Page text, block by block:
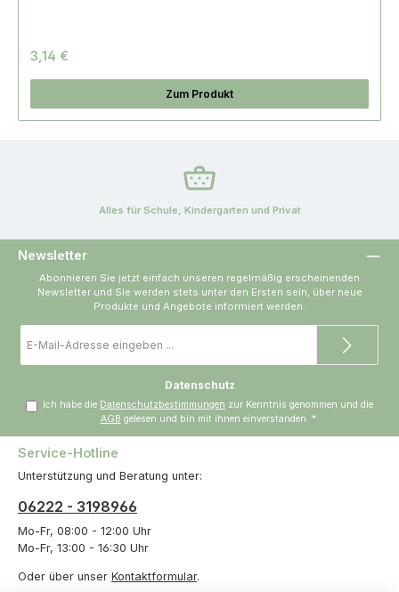
3,14 €
Zum Produkt
Alles für Schule, Kindergarten und Privat
Newsletter
Abonnieren Sie jetzt einfach unseren regelmäßig erscheinenden
Newsletter und Sie werden stets unter den Ersten sein, über neue
Produkte und Angebote informiert werden.
Mail-
Datenschutz
Ich habe die Datenschutzbestimmungen
zur Kenntnis genommen und die
AGB gelesen und bin mit ihnen einverstanden. *
Service-Hotline
Unterstützung und Beratung unter:
06222 - 3198966
Mo-Fr, 08:00 - 12:00 Uhr
Mo-Fr, 13:00 - 16:30 Uhr
Oder über unser Kontaktformular.